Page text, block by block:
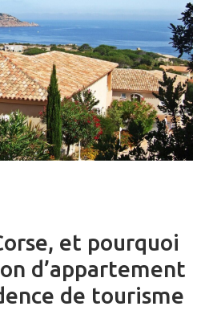
et pourquoi
d’appartement
de tourisme